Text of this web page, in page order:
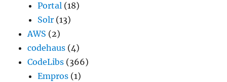
Portal (18)
Solr (13)
AWS (2)
codehaus (4)
CodeLibs (366)
Empros (1)